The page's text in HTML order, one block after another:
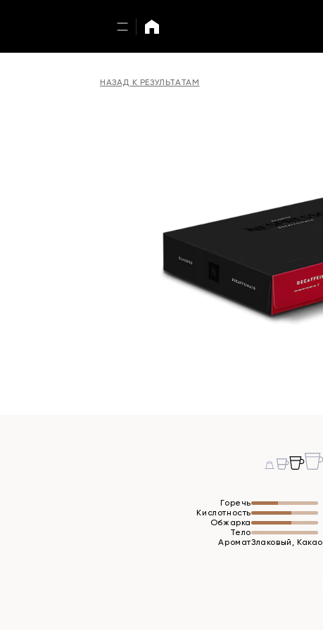
НАЗАД К РЕЗУЛЬТАТАМ
Горечь
Кислотность
Обжарка
Тело
АроматЗлаковый, Какао